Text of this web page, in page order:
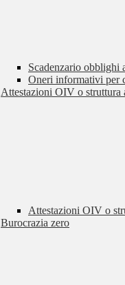
Scadenzario obblighi
Oneri informativi per
Attestazioni OIV o struttura
Attestazioni OIV o
Burocrazia zero